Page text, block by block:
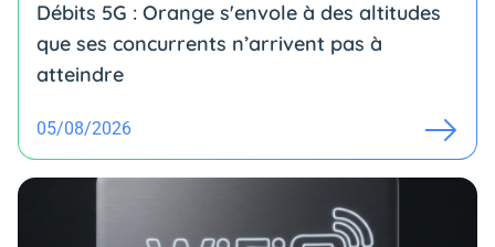
Débits 5G : Orange s'envole à des altitudes
que ses concurrents n’arrivent pas à
atteindre
05/08/2026